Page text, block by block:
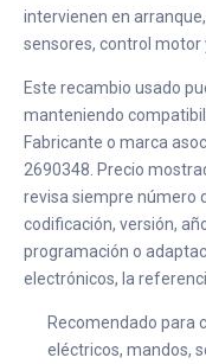
intervienen en
sensores, control motor
Este recambio usado
manteniendo
Fabricante o marca
2690348. Precio
revisa siempre número
codificación, versión,
programación o
electrónicos, la
Recomendado para
eléctricos, mandos,